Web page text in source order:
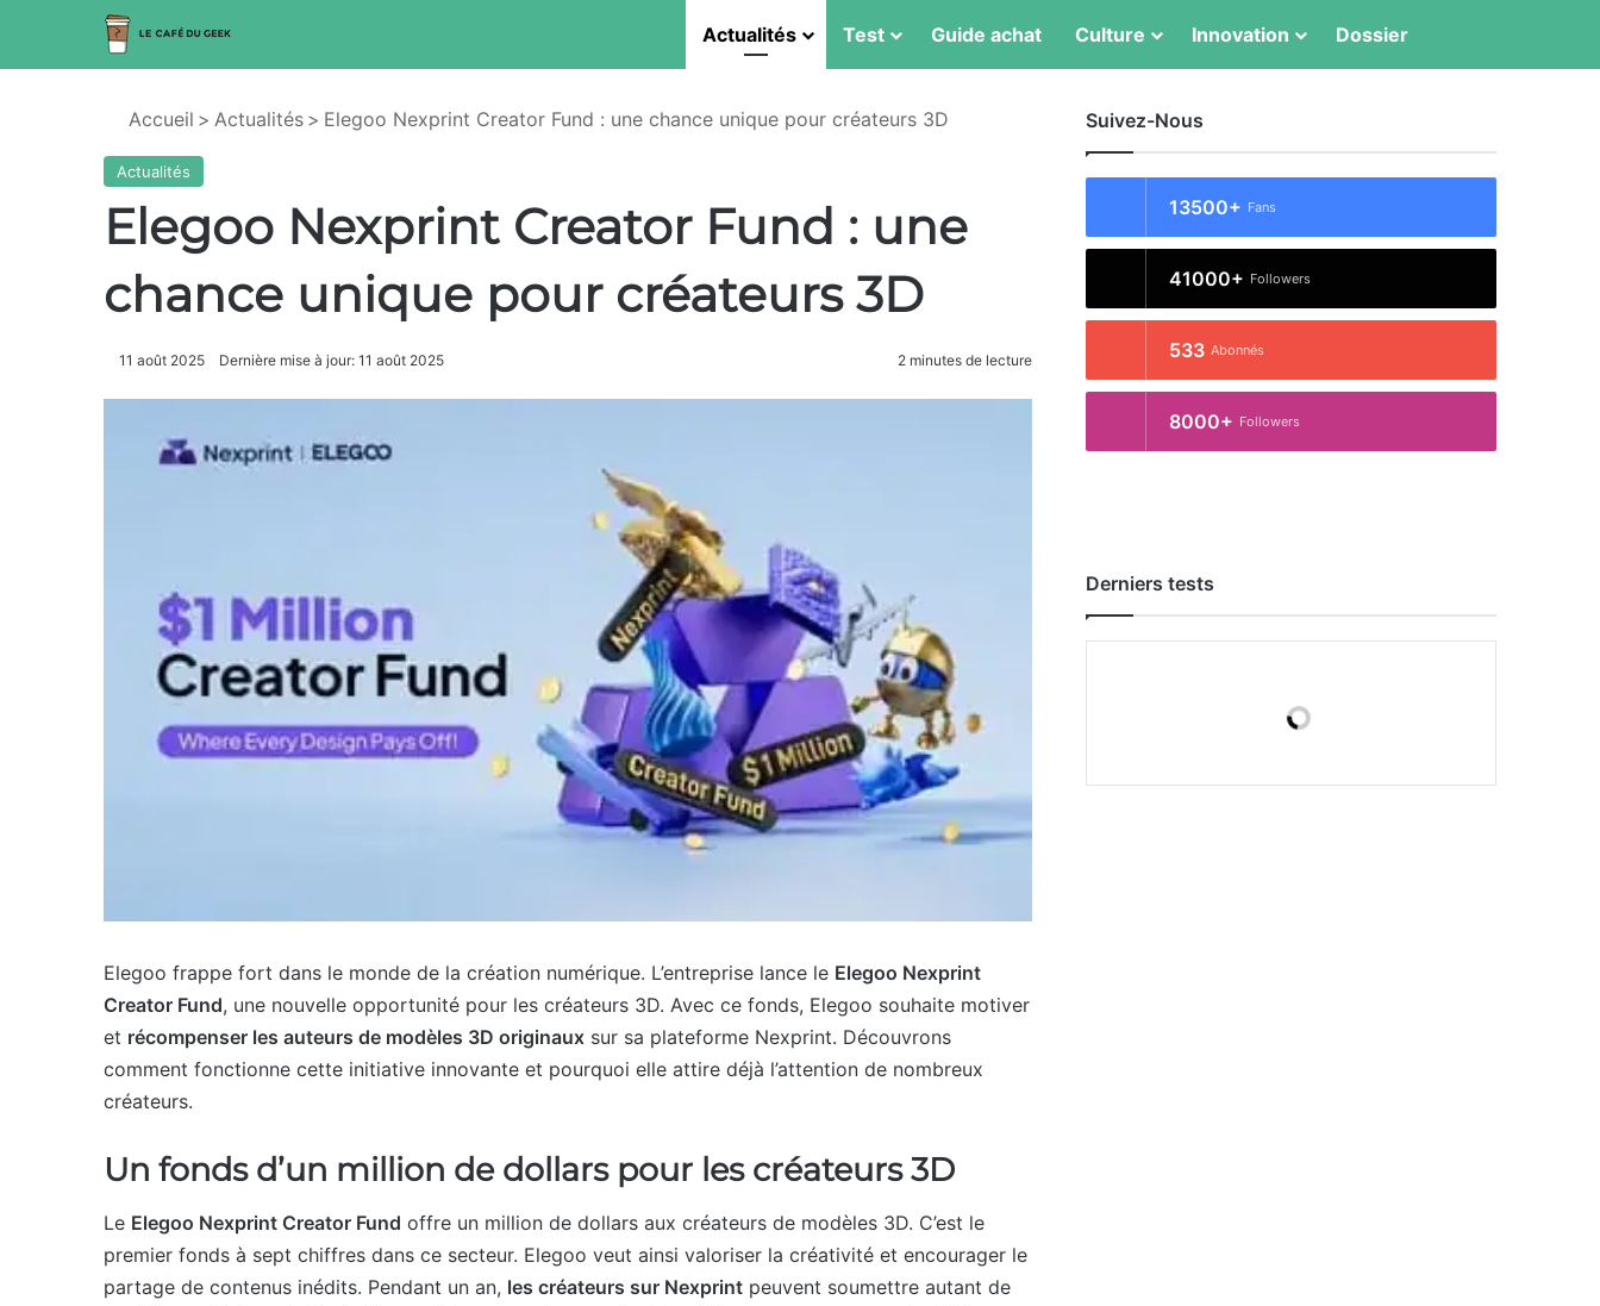
Actualités Test Guide achat Culture Innovation Dossier
Accueil > Actualités > Elegoo Nexprint Creator Fund : une chance unique pour créateurs 3D
Actualités
Elegoo Nexprint Creator Fund : une
chance unique pour créateurs 3D
11 août 2025 Dernière mise à jour: 11 août 2025 2 minutes de lecture
Elegoo frappe fort dans le monde de la création numérique. L’entreprise lance le Elegoo Nexprint
Creator Fund, une nouvelle opportunité pour les créateurs 3D. Avec ce fonds, Elegoo souhaite motiver
et récompenser les auteurs de modèles 3D originaux sur sa plateforme Nexprint. Découvrons
comment fonctionne cette initiative innovante et pourquoi elle attire déjà l’attention de nombreux
créateurs.
Un fonds d’un million de dollars pour les créateurs 3D
Le Elegoo Nexprint Creator Fund offre un million de dollars aux créateurs de modèles 3D. C’est le
premier fonds à sept chiffres dans ce secteur. Elegoo veut ainsi valoriser la créativité et encourager le
partage de contenus inédits. Pendant un an, les créateurs sur Nexprint peuvent soumettre autant de
Suivez-Nous
13500+ Fans
41000+ Followers
533 Abonnés
8000+ Followers
Derniers tests